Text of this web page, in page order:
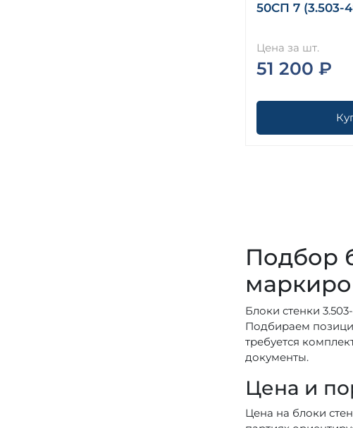
50СП 7 (3.503-
Цена за шт.
51 200 ₽
Подбор
Блоки стенки
Подбираем
требуется
документы.
Цена и
Цена на блоки